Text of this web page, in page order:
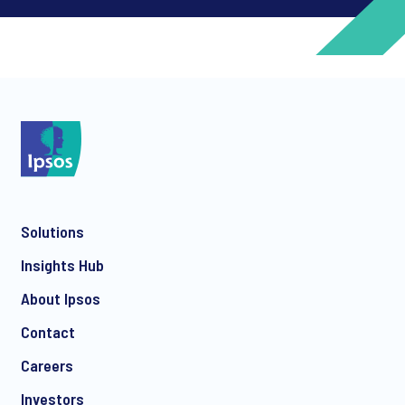
Solutions
Insights Hub
About Ipsos
Contact
Careers
Investors